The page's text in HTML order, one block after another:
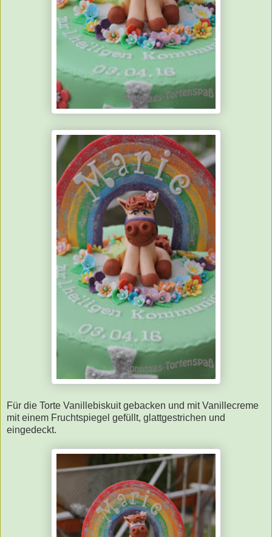
Für die Torte Vanillebiskuit gebacken und mit Vanillecreme
mit einem Fruchtspiegel gefüllt, glattgestrichen und
eingedeckt.